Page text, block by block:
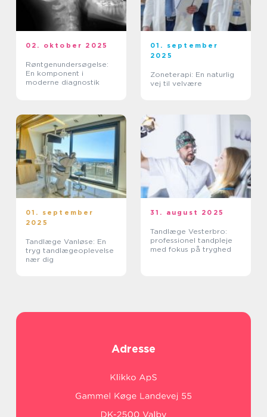
02. oktober 2025
Røntgenundersøgelse:
En komponent i
moderne diagnostik
01. september
2025
Zoneterapi: En naturlig
vej til velvære
01. september
2025
Tandlæge Vanløse: En
tryg tandlægeoplevelse
nær dig
31. august 2025
Tandlæge Vesterbro:
professionel tandpleje
med fokus på tryghed
Adresse